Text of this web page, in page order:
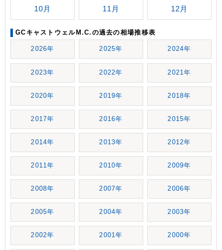
10月 11月 12月
GCキャストウェルM.C.の過去の相場推移表
2026年 2025年 2024年
2023年 2022年 2021年
2020年 2019年 2018年
2017年 2016年 2015年
2014年 2013年 2012年
2011年 2010年 2009年
2008年 2007年 2006年
2005年 2004年 2003年
2002年 2001年 2000年